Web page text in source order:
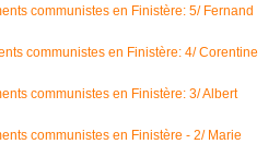
communistes en Finistère: 5/ Fernand
communistes en Finistère: 4/Corentine
communistes en Finistère: 3/ Albert
communistes en Finistère - 2/ Marie